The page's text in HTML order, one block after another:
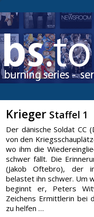
Krieger Staffel 1
Der dänische Soldat CC
von den
wo ihm die
schwer fällt. Die
(Jakob Oftebro), der
belastet ihn schwer. Um
beginnt er, Peters
Zeichens Ermittlerin bei
zu helfen …